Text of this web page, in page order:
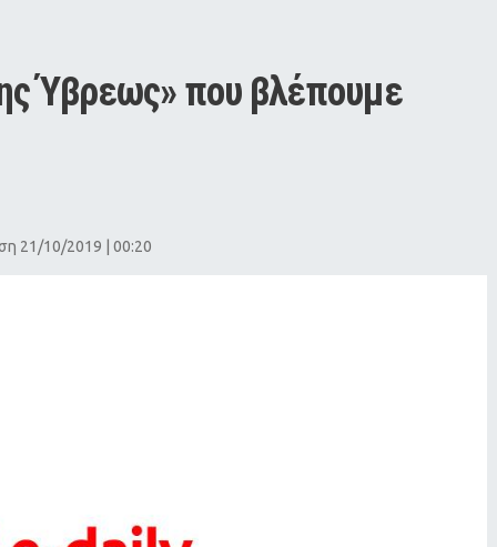
Ύβρεως» που βλέπουμε
21/10/2019 | 00:20